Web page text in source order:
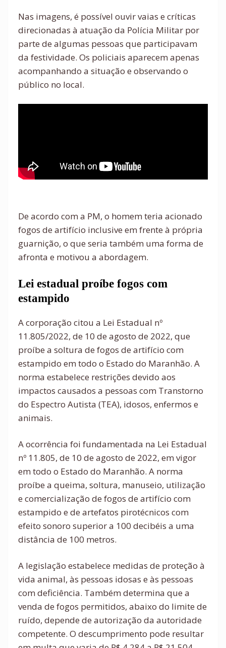
Nas imagens, é possível ouvir vaias e críticas
direcionadas à atuação da Polícia Militar por
parte de algumas pessoas que participavam
da festividade. Os policiais aparecem apenas
acompanhando a situação e observando o
público no local.
De acordo com a PM, o homem teria acionado
fogos de artifício inclusive em frente à própria
guarnição, o que seria também uma forma de
afronta e motivou a abordagem.
Lei estadual proíbe fogos com
estampido
A corporação citou a Lei Estadual nº
11.805/2022, de 10 de agosto de 2022, que
proíbe a soltura de fogos de artifício com
estampido em todo o Estado do Maranhão. A
norma estabelece restrições devido aos
impactos causados a pessoas com Transtorno
do Espectro Autista (TEA), idosos, enfermos e
animais.
A ocorrência foi fundamentada na Lei Estadual
nº 11.805, de 10 de agosto de 2022, em vigor
em todo o Estado do Maranhão. A norma
proíbe a queima, soltura, manuseio, utilização
e comercialização de fogos de artifício com
estampido e de artefatos pirotécnicos com
efeito sonoro superior a 100 decibéis a uma
distância de 100 metros.
A legislação estabelece medidas de proteção à
vida animal, às pessoas idosas e às pessoas
com deficiência. Também determina que a
venda de fogos permitidos, abaixo do limite de
ruído, depende de autorização da autoridade
competente. O descumprimento pode resultar